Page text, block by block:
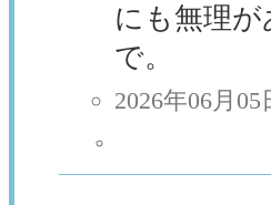
にも無理が
で。
2026年06月05